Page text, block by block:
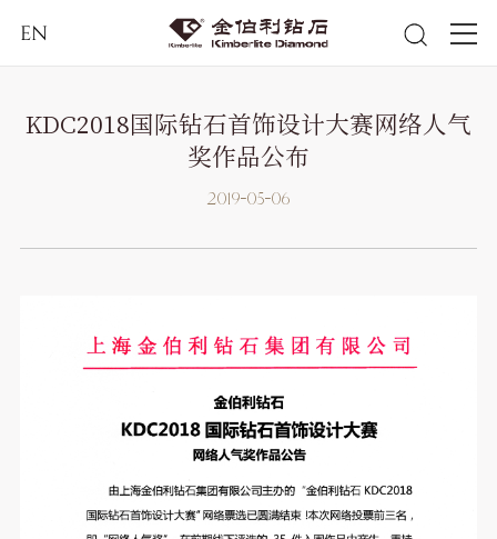
EN
KDC2018国际钻石首饰设计大赛网络人气
奖作品公布
2019-05-06